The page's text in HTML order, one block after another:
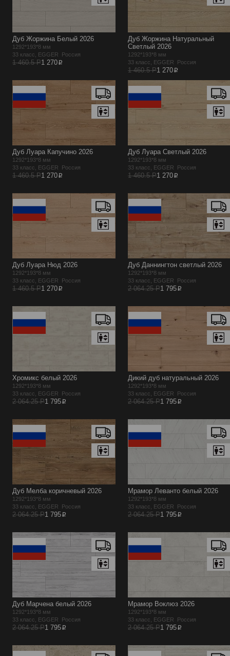
Дуб Жоржина Белый 2026
1292*193*8 мм
33 класс, EGGER Россия
1 460.5 Р1 270p
Дуб Жоржина Натуральный
Светлый 2026
1292*193*8 мм
33 класс, EGGER Россия
1 460.5 Р1 270p
Дуб Луара Капучино 2026
1292*193*8 мм
33 класс, EGGER Россия
1 460.5 Р1 270p
Дуб Луара Светлый 2026
1292*193*8 мм
33 класс, EGGER Россия
1 460.5 Р1 270p
Дуб Луара Нюд 2026
1292*193*8 мм
33 класс, EGGER Россия
1 460.5 Р1 270p
Дуб Даннингтон светлый 2026
1292*193*8 мм
33 класс, EGGER Россия
2 064.25 Р1 795p
Хромикс белый 2026
1292*193*8 мм
33 класс, EGGER Россия
2 064.25 Р1 795p
Дикий дуб натуральный 2026
1292*193*8 мм
33 класс, EGGER Россия
2 064.25 Р1 795p
Дуб Мелба коричневый 2026
1292*193*8 мм
33 класс, EGGER Россия
2 064.25 Р1 795p
Мрамор Леванто белый 2026
1292*193*8 мм
33 класс, EGGER Россия
2 064.25 Р1 795p
Дуб Марчена белый 2026
1292*193*8 мм
33 класс, EGGER Россия
2 064.25 Р1 795p
Мрамор Воклюз 2026
1292*193*8 мм
33 класс, EGGER Россия
2 064.25 Р1 795p